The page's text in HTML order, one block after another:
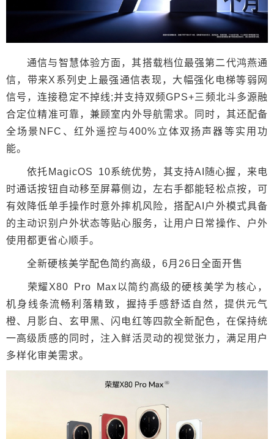
通信与智慧体验方面，其搭载档位最强第二代鸿燕通
信，带来X系列史上最强通信表现，大幅强化电梯等弱网
信号，连接稳定不掉线;并支持双频GPS+三频北斗多源融
合定位精准可靠，兼顾室内外导航需求。同时，其还配备
全场景NFC、红外遥控与400%立体双扬声器等实用功
能。
依托MagicOS 10系统优势，其支持AI随心握，来电
时通话按钮自动移至屏幕侧边，左右手都能轻松点按，可
有效降低单手操作时意外摔机风险，搭配AI户外模式具备
的主动识别户外状态等贴心服务，让用户日常操作、户外
使用都更省心顺手。
全新硬核美学配色简约高级，6月26日全面开售
荣耀X80 Pro Max以简约高级的硬核美学为核心，
机身线条流畅利落精致，握持手感舒适自然，提供元气
橙、月影白、玄甲黑、闪电红等四款全新配色，在保持统
一高级质感的同时，注入鲜活灵动的视觉张力，满足用户
多样化审美需求。